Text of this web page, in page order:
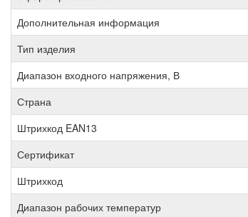
Дополнительная информация
Тип изделия
Диапазон входного напряжения, В
Страна
Штрихкод EAN13
Сертификат
Штрихкод
Диапазон рабочих температур